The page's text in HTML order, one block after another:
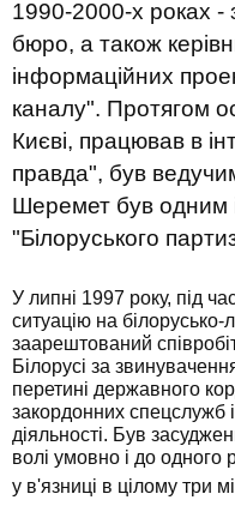
1990-2000-х роках -
бюро, а також
інформаційних
каналу". Протягом
Києві, працював в
правда", був
Шеремет був одним
"Білоруського
У липні 1997 року, під
ситуацію на білорусько-
заарештований
Білорусі за
перетині державного
закордонних спецслужб
діяльності. Був
волі умовно і до одного
у в'язниці в цілому три